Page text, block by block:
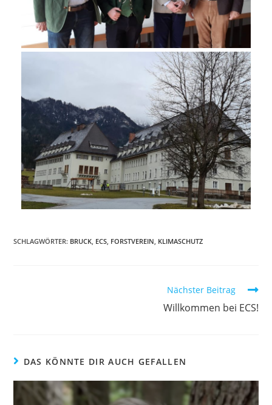
SCHLAGWÖRTER: BRUCK, ECS, FORSTVEREIN, KLIMASCHUTZ
Nächster Beitrag
Willkommen bei ECS!
DAS KÖNNTE DIR AUCH GEFALLEN